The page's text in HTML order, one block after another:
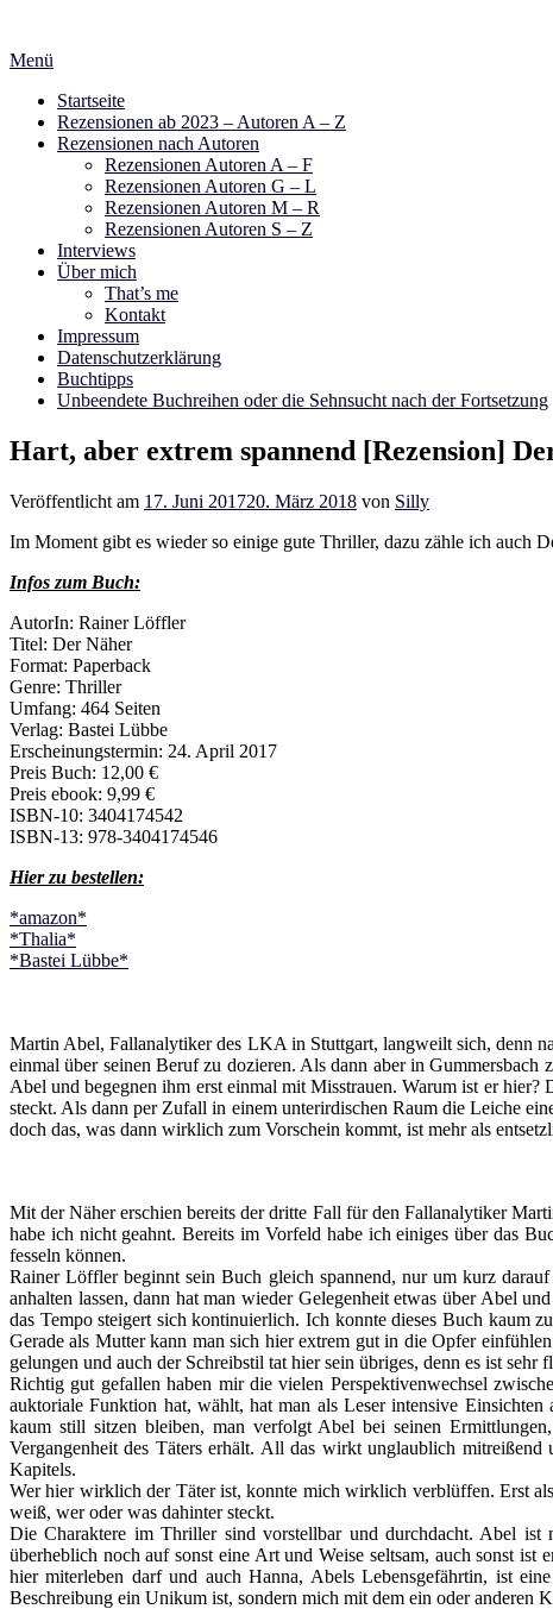
springen
Menü
Startseite
Rezensionen ab 2023 – Autoren A – Z
Rezensionen nach Autoren
Rezensionen Autoren A – F
Rezensionen Autoren G – L
Rezensionen Autoren M – R
Rezensionen Autoren S – Z
Interviews
Über mich
That’s me
Kontakt
Impressum
Datenschutzerklärung
Buchtipps
Unbeendete Buchreihen oder die Sehnsucht nach der Fortsetzung
Hart, aber extrem spannend [Rezension]
Veröffentlicht am 17. Juni 201720. März 2018 von Silly
Im Moment gibt es wieder so einige gute Thriller, dazu zähle ich auch
Infos zum Buch:
AutorIn: Rainer Löffler
Titel: Der Näher
Format: Paperback
Genre: Thriller
Umfang: 464 Seiten
Verlag: Bastei Lübbe
Erscheinungstermin: 24. April 2017
Preis Buch: 12,00 €
Preis ebook: 9,99 €
ISBN-10: 3404174542
ISBN-13: 978-3404174546
Hier zu bestellen:
*amazon*
*Thalia*
*Bastei Lübbe*
Martin Abel, Fallanalytiker des LKA in Stuttgart, langweilt sich, denn
einmal über seinen Beruf zu dozieren. Als dann aber in
Abel und begegnen ihm erst einmal mit Misstrauen. Warum ist er
steckt. Als dann per Zufall in einem unterirdischen Raum die Leiche
doch das, was dann wirklich zum Vorschein kommt, ist mehr als
Mit der Näher erschien bereits der dritte Fall für den Fallanalytiker
habe ich nicht geahnt. Bereits im Vorfeld habe ich einiges über das
fesseln können.
Rainer Löffler beginnt sein Buch gleich spannend, nur um kurz
anhalten lassen, dann hat man wieder Gelegenheit etwas über Abel
das Tempo steigert sich kontinuierlich. Ich konnte dieses Buch kaum
Gerade als Mutter kann man sich hier extrem gut in die Opfer
gelungen und auch der Schreibstil tat hier sein übriges, denn es ist
Richtig gut gefallen haben mir die vielen Perspektivenwechsel
auktoriale Funktion hat, wählt, hat man als Leser intensive
kaum still sitzen bleiben, man verfolgt Abel bei seinen
Vergangenheit des Täters erhält. All das wirkt unglaublich
Kapitels.
Wer hier wirklich der Täter ist, konnte mich wirklich verblüffen. Erst
weiß, wer oder was dahinter steckt.
Die Charaktere im Thriller sind vorstellbar und durchdacht. Abel
überheblich noch auf sonst eine Art und Weise seltsam, auch sonst
hier miterleben darf und auch Hanna, Abels Lebensgefährtin, ist
Beschreibung ein Unikum ist, sondern mich mit dem ein oder anderen